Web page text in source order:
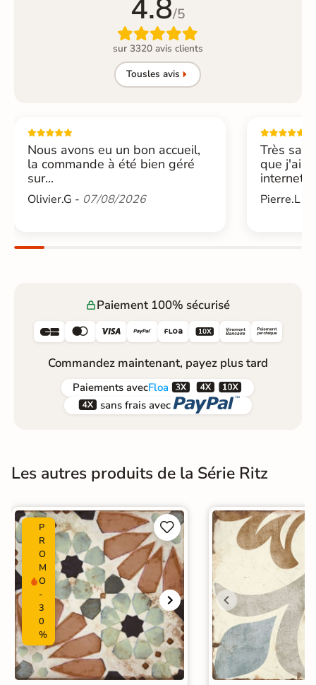
4.8/5

sur 3320 avis clients
Tousles avis
Nous avons eu un bon accueil,
la commande à été bien géré
sur...
Olivier.G - 07/08/2026
Très
que j'ai
internet....
Pierre.L -
Paiement 100% sécurisé
     
Commandez maintenant, payez plus tard
Paiements avecFloa  
 sans frais avec 
Les autres produits de la Série Ritz
P
R
O
M
O
-
3
0
%

